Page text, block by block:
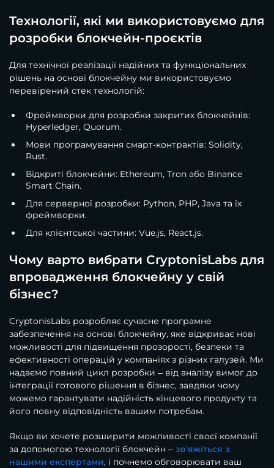
Технології, які ми використовуємо для
розробки блокчейн-проєктів
Для технічної реалізації надійних та функціональних
рішень на основі блокчейну ми використовуємо
перевірений стек технологій:
Фреймворки для розробки закритих блокчейнів:
Hyperledger, Quorum.
Мови програмування смарт-контрактів: Solidity,
Rust.
Відкриті блокчейни: Ethereum, Tron або Binance
Smart Chain.
Для серверної розробки: Python, PHP, Java та їх
фреймворки.
Для клієнтської частини: Vue.js, React.js.
Чому варто вибрати CryptonisLabs для
впровадження блокчейну у свій
бізнес?
CryptonisLabs розробляє сучасне програмне
забезпечення на основі блокчейну, яке відкриває нові
можливості для підвищення прозорості, безпеки та
ефективності операцій у компаніях з різних галузей. Ми
надаємо повний цикл розробки – від аналізу вимог до
інтеграції готового рішення в бізнес, завдяки чому
можемо гарантувати надійність кінцевого продукту та
його повну відповідність вашим потребам.
Якщо ви хочете розширити можливості своєї компанії
за допомогою технології блокчейн – зв’яжіться з
нашими експертами, і почнемо обговорювати ваш